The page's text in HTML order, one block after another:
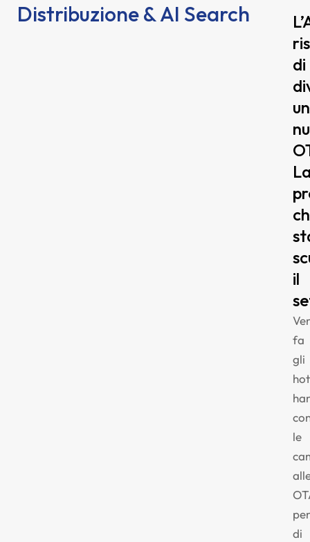
Distribuzione & AI Search
di
il
fa
gli
le
di